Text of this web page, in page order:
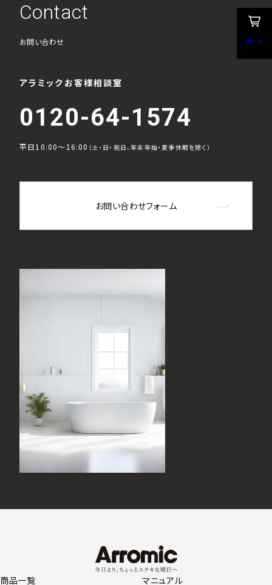
Contact
お問い合わせ
アラミックお客様相談室
0120-64-1574
平日10:00～16:00 （土・日・祝日、年末年始・夏季休暇を除く）
お問い合わせフォーム
商品一覧 マニュアル
カート